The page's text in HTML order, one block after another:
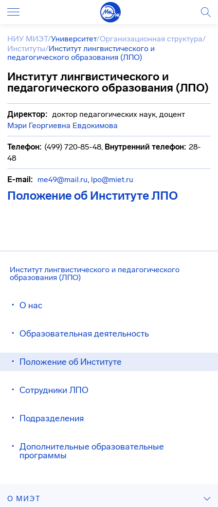
Институт лингвистического и педагогического
образования (ЛПО)
О нас
Образовательная деятельность
Положение об Институте
Сотрудники ЛПО
Подразделения
Дополнительные образовательные
программы
НИУ МИЭТ/Университет/Организационная структура/
Институты/Институт лингвистического и
педагогического образования (ЛПО)
Институт лингвистического и
педагогического образования (ЛПО)
Директор: доктор педагогических наук, доцент
Мэри Георгиевна Евдокимова
Телефон: (499) 720-85-48, Внутренний телефон: 28-
48
E-mail: me49@mail.ru, lpo@miet.ru
Положение об Институте ЛПО
О МИЭТ